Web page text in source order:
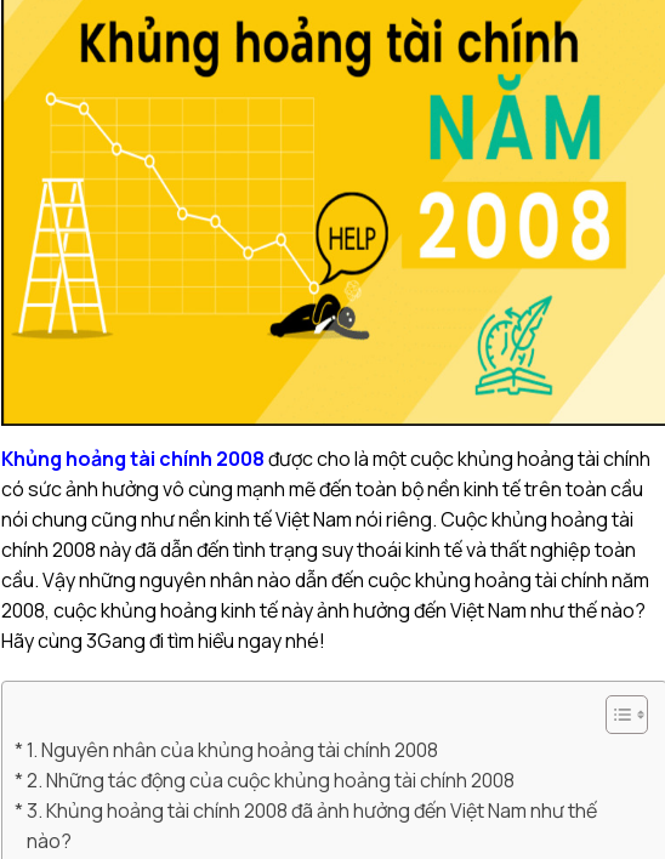
Khủng hoảng tài chính 2008được cho là một cuộc khủng hoảng tài chính
có sức ảnh hưởng vô cùng mạnh mẽ đến toàn bộ nền kinh tế trên toàn cầu
nói chung cũng như nền kinh tế Việt Nam nói riêng. Cuộc khủng hoảng tài
chính 2008 này đã dẫn đến tình trạng suy thoái kinh tế và thất nghiệp toàn
cầu. Vậy những nguyên nhân nào dẫn đến cuộc khủng hoảng tài chính năm
2008, cuộc khủng hoảng kinh tế này ảnh hưởng đến Việt Nam như thế nào?
Hãy cùng 3Gang đi tìm hiểu ngay nhé!
1. Nguyên nhân của khủng hoảng tài chính 2008
2. Những tác động của cuộc khủng hoảng tài chính 2008
3. Khủng hoảng tài chính 2008 đã ảnh hưởng đến Việt Nam như thế
nào?